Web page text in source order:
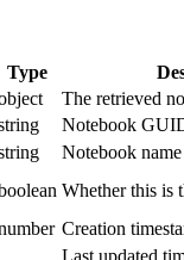
Type
The retrieved
Notebook
Notebook name
Whether this is
Creation